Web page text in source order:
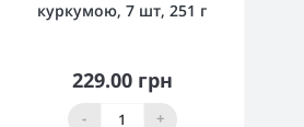
куркумою, 7 шт, 251 г
229.00 грн
- +